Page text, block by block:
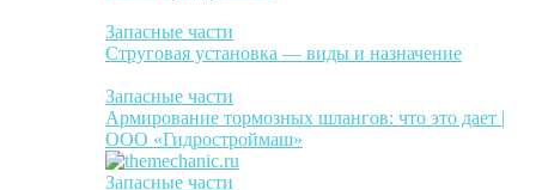
Запасные части
Струговая установка — виды и назначение
Запасные части
Армирование тормозных шлангов: что это дает |
ООО «Гидростроймаш»
Запасные части